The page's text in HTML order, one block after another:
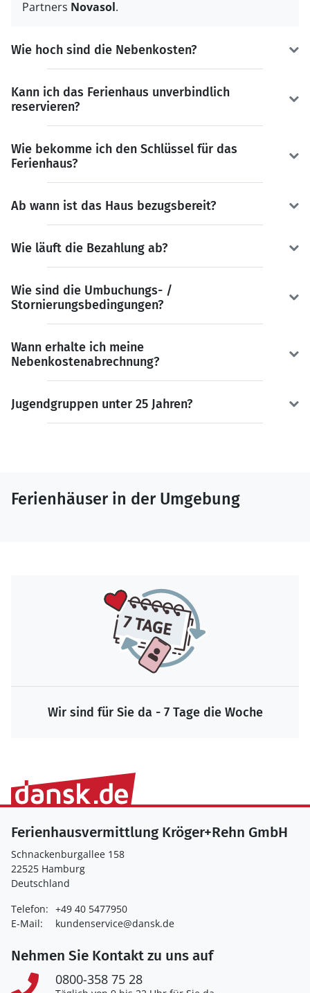
Partners Novasol.
Wie hoch sind die Nebenkosten?
Kann ich das Ferienhaus unverbindlich
reservieren?
Wie bekomme ich den Schlüssel für das
Ferienhaus?
Ab wann ist das Haus bezugsbereit?
Wie läuft die Bezahlung ab?
Wie sind die Umbuchungs- /
Stornierungsbedingungen?
Wann erhalte ich meine
Nebenkostenabrechnung?
Jugendgruppen unter 25 Jahren?
Ferienhäuser in der Umgebung
Wir sind für Sie da - 7 Tage die Woche
Ferienhausvermittlung Kröger+Rehn GmbH
Schnackenburgallee 158
22525 Hamburg
Deutschland
Telefon: +49 40 5477950
E-Mail:
kundenservice@dansk.de
Nehmen Sie Kontakt zu uns auf
0800-358 75 28